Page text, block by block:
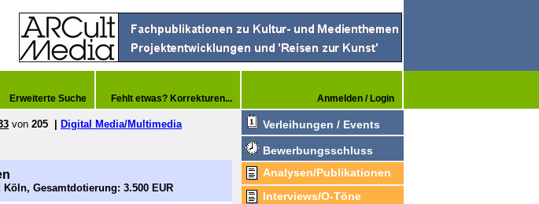
Erweiterte Suche Fehlt etwas? Korrekturen... Anmelden / Login
von 205 Digital Media/Multimedia
Gesamtdotierung: 3.500 EUR
Verleihungen / Events
Bewerbungsschluss
Analysen/Publikationen
Interviews/O-Töne